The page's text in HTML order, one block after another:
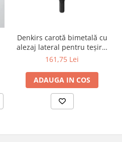
Denkirs carotă bimetală cu
alezaj lateral pentru teșire,
70×115 mm
161,75 Lei
ADAUGA IN COS